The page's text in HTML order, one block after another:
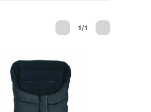
1/1